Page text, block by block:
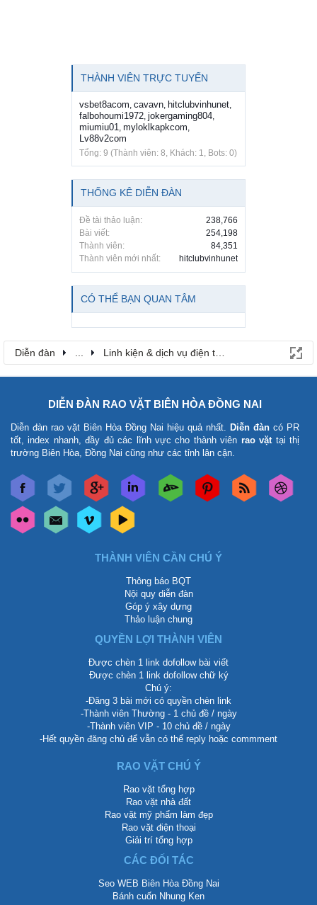
THÀNH VIÊN TRỰC TUYẾN
vsbet8acom cavavn hitclubvinhunet
falbohoumi1972 jokergaming804
miumiu01 myloklkapkcom
Lv88v2com
Tổng: 9 (Thành viên: 8, Khách: 1, Bots: 0)
THỐNG KÊ DIỄN ĐÀN
Đề tài thảo luận:
238,766
Bài viết:
254,198
Thành viên:
84,351
Thành viên mới nhất:
hitclubvinhunet
CÓ THỂ BẠN QUAN TÂM
Diễn đàn Linh kiện & dịch vụ điện thoại
DIỄN ĐÀN RAO VẶT BIÊN HÒA ĐỒNG NAI
Diễn đàn rao vặt Biên Hòa Đồng Nai hiệu quả nhất. Diễn đàn có PR
tốt, index nhanh, đầy đủ các lĩnh vực cho thành viên rao vặt tại thị
trường Biên Hòa, Đồng Nai cũng như các tỉnh lân cận.
THÀNH VIÊN CẦN CHÚ Ý
Thông báo BQT
Nội quy diễn đàn
Góp ý xây dựng
Thảo luận chung
QUYỀN LỢI THÀNH VIÊN
Được chèn 1 link dofollow bài viết
Được chèn 1 link dofollow chữ ký
Chú ý:
-Đăng 3 bài mới có quyền chèn link
-Thành viên Thường - 1 chủ đề / ngày
-Thành viên VIP - 10 chủ đề / ngày
-Hết quyền đăng chủ để vẫn có thể reply hoặc commment
RAO VẶT CHÚ Ý
Rao vặt tổng hợp
Rao vặt nhà đất
Rao vặt mỹ phẩm làm đẹp
Rao vặt điện thoại
Giải trí tổng hợp
CÁC ĐỐI TÁC
Seo WEB Biên Hòa Đồng Nai
Bánh cuốn Nhung Ken